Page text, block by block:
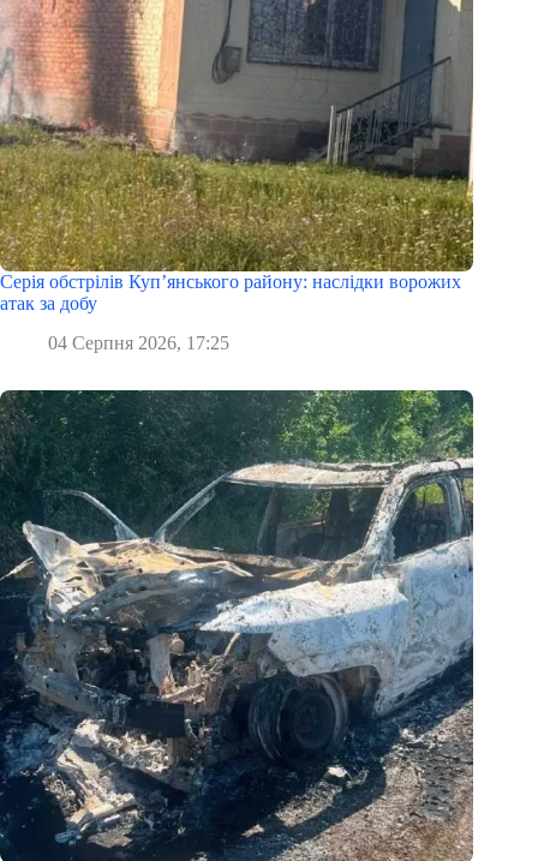
Серія обстрілів Куп’янського району: наслідки ворожих
атак за добу
04 Серпня 2026, 17:25